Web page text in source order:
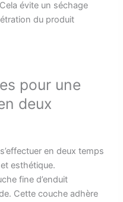
évite un séchage
du produit
pour une
deux
en deux temps
esthétique.
fine d’enduit
Cette couche adhère